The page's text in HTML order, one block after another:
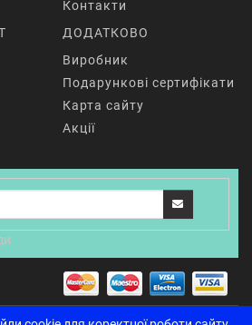
Контакти
ДОДАТКОВО
Виробник
Подарункові сертифікати
Карта сайту
Акції